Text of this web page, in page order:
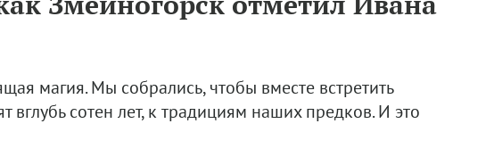
магия. Мы собрались, чтобы вместе встретить
вглубь сотен лет, к традициям наших предков. И это